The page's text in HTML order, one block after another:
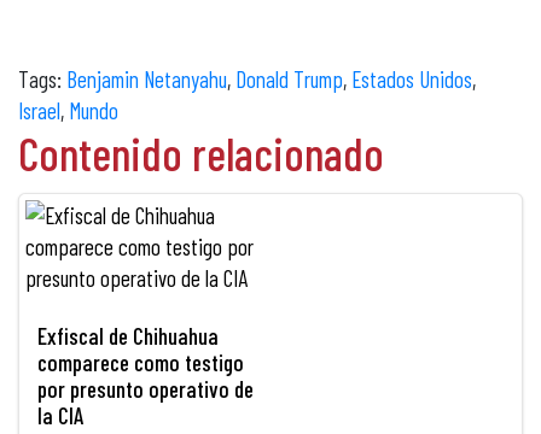
Tags: Benjamin Netanyahu, Donald Trump, Estados Unidos,
Israel, Mundo
Contenido relacionado
Exfiscal de Chihuahua
comparece como testigo
por presunto operativo de
la CIA